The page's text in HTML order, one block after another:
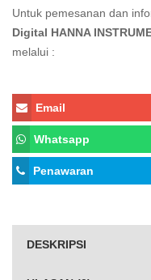
Untuk pemesanan dan
Digital HANNA
melalui :
Email
Whatsapp
Penawaran
DESKRIPSI